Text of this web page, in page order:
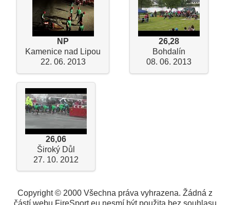
NP
Kamenice nad Lipou
22. 06. 2013
26,28
Bohdalín
08. 06. 2013
26,06
Široký Důl
27. 10. 2012
Copyright © 2000 Všechna práva vyhrazena. Žádná z
částí webu FireSport.eu nesmí být použita bez souhlasu